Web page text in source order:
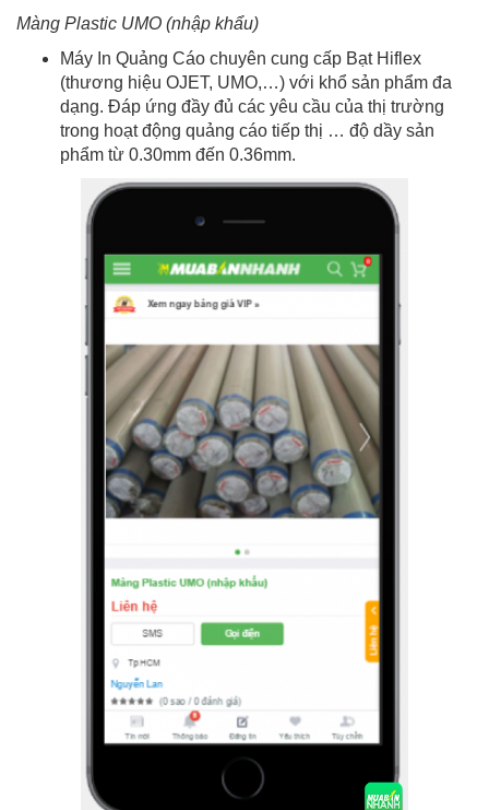
Màng Plastic UMO (nhập khẩu)
Máy In Quảng Cáo chuyên cung cấp Bạt Hiflex
(thương hiệu OJET, UMO,…) với khổ sản phẩm đa
dạng. Đáp ứng đầy đủ các yêu cầu của thị trường
trong hoạt động quảng cáo tiếp thị … độ dầy sản
phẩm từ 0.30mm đến 0.36mm.